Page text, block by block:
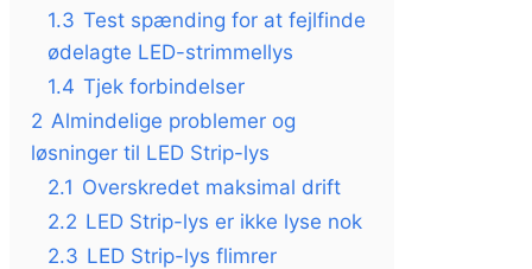
1.3 Test spænding for at fejlfinde
ødelagte LED-strimmellys
1.4 Tjek forbindelser
2 Almindelige problemer og
løsninger til LED Strip-lys
2.1 Overskredet maksimal drift
2.2 LED Strip-lys er ikke lyse nok
2.3 LED Strip-lys flimrer